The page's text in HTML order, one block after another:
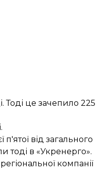
Тоді це зачепило 225
від загального
тоді в «Укренерго».
компанії